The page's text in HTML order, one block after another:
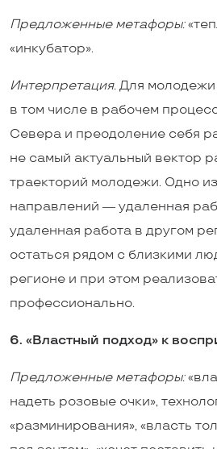
Предложенные метафоры:
«инкубатор».
Интерпретация. Для
в том числе в рабочем
Севера и преодоление себя
не самый актуальный вектор
траекторий молодежи. Одно
направлений ― удаленная
удаленная работа в другом
остаться рядом с близкими
регионе и при этом
профессионально.
6. «Властный подход» к
Предложенные метафоры:
надеть розовые очки»,
«разминирования», «власть